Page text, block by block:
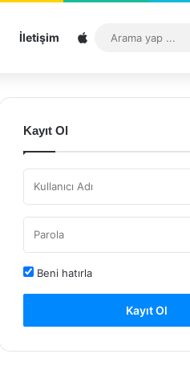
İletişim Sitemap
Kayıt Ol
Beni hatırla
Kayıt Ol